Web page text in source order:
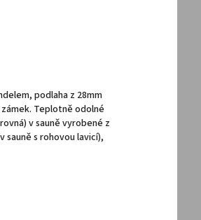
podlaha z 28mm
Teplotně odolné
v sauně vyrobené z
sauně s rohovou lavicí),